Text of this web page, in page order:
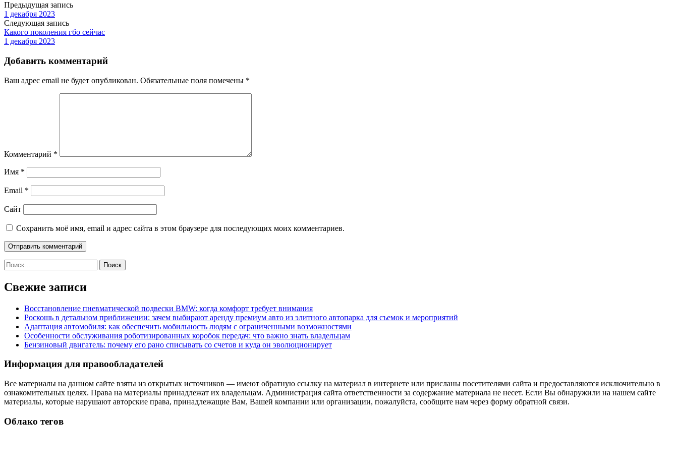
Предыдущая запись
1 декабря 2023
Следующая запись
Какого поколения гбо сейчас
1 декабря 2023
Добавить комментарий
Ваш адрес email не будет опубликован. Обязательные поля помечены *
Комментарий *
Имя *
Email *
Сайт
Сохранить моё имя, email и адрес сайта в этом браузере для последующих моих комментариев.
Найти:
Свежие записи
Восстановление пневматической подвески BMW: когда комфорт требует внимания
Роскошь в детальном приближении: зачем выбирают аренду премиум авто из элитного автопарка для съемок и мероприятий
Адаптация автомобиля: как обеспечить мобильность людям с ограниченными возможностями
Особенности обслуживания роботизированных коробок передач: что важно знать владельцам
Бензиновый двигатель: почему его рано списывать со счетов и куда он эволюционирует
Информация для правообладателей
Все материалы на данном сайте взяты из открытых источников — имеют обратную ссылку на материал в интернете или присланы посетителями сайта и предоставляются исключительно в
ознакомительных целях. Права на материалы принадлежат их владельцам. Администрация сайта ответственности за содержание материала не несет. Если Вы обнаружили на нашем сайте
материалы, которые нарушают авторские права, принадлежащие Вам, Вашей компании или организации, пожалуйста, сообщите нам через форму обратной связи.
Облако тегов